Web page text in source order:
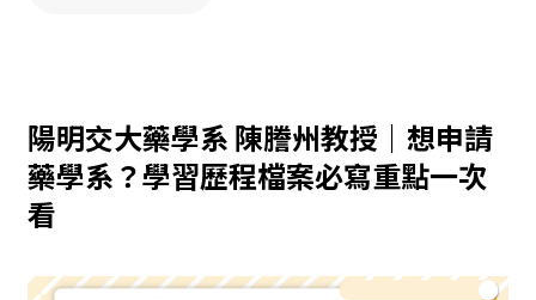
陽明交大藥學系 陳謄州教授｜想申請
藥學系？學習歷程檔案必寫重點一次
看